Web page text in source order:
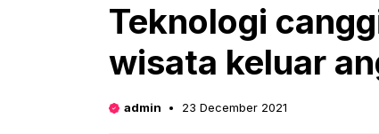
Teknologi
wisata keluar
admin 23 December 2021